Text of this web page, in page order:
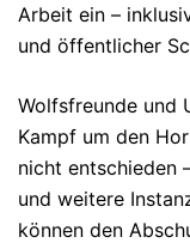
Arbeit ein –
und öffentlicher
Wolfsfreunde und
Kampf um den
nicht entschieden
und weitere
können den